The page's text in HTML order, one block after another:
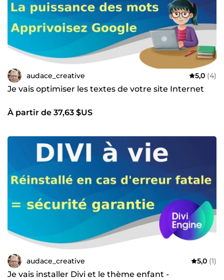
audace_creative 5,0 (4)
Je vais optimiser les textes de votre site Internet
À partir de 37,63 $US
audace_creative 5,0 (1)
Je vais installer Divi et le thème enfant -